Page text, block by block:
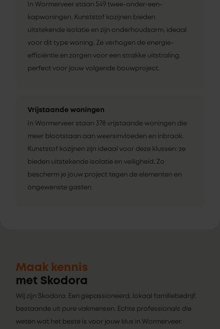
In Wormerveer staan 549 twee-onder-een-
kapwoningen. Kunststof kozijnen bieden
uitstekende isolatie en zijn onderhoudsarm, ideaal
voor dit type woning. Ze verhogen de energie-
efficiëntie en zorgen voor een strakke uitstraling,
perfect voor jouw volgende bouwproject.
Vrijstaande woningen
In Wormerveer staan 378 vrijstaande woningen die
meer blootstaan aan weersinvloeden en inbraak.
Kunststof kozijnen zijn ideaal voor deze klussen: ze
bieden uitstekende isolatie en veiligheid. Zo
bescherm je jouw project tegen de elementen en
ongewenste gasten.
Maak kennis
met Skodora
Wij zijn Skodora. Een gepassioneerd, lokaal familiebedrijf,
bestaande uit pure vakmensen. Echte professionals die
weten wat het beste is voor jouw klus in Wormerveer.